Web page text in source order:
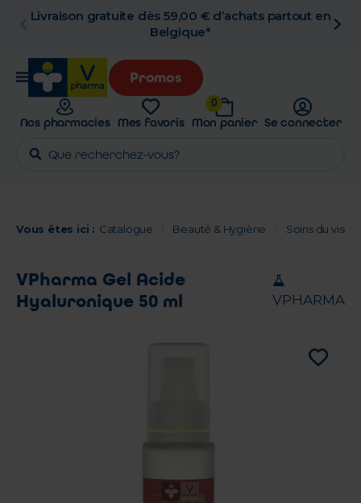
Livraison gratuite dès 59,00 € d’achats partout en
Belgique*
Promos
Nos pharmacies Mes favoris
0
Mon panier Se connecter
Vous êtes ici : Catalogue Beauté & Hygiène Soins du
VPharma Gel Acide
Hyaluronique 50 ml
VPHARMA